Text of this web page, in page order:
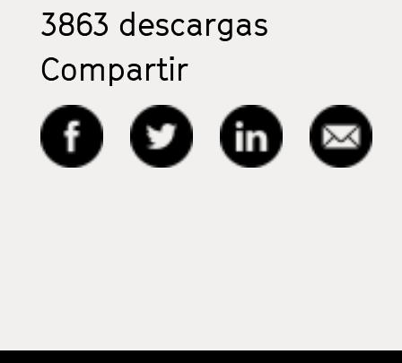
3863 descargas
Compartir